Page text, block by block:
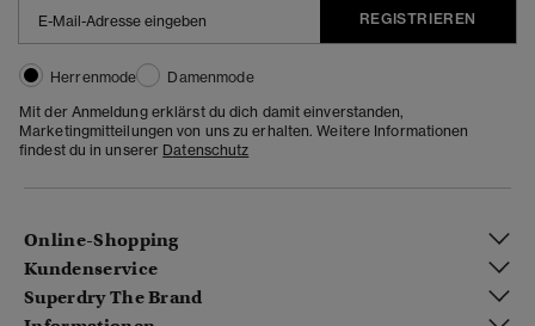
REGISTRIEREN
Herrenmode
Damenmode
Mit der Anmeldung erklärst du dich damit einverstanden,
Marketingmitteilungen von uns zu erhalten. Weitere Informationen
findest du in unserer Datenschutz
Online-Shopping
Kundenservice
Superdry The Brand